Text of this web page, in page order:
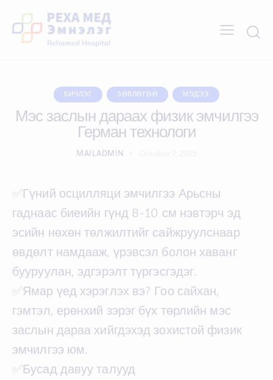
БИЧЛЭГ ЗӨВЛӨГӨӨ МЭДЭЭ
Мэс заслын дараах физик эмчилгээ
Герман технологи
MAILADMIN
✅Гүний осцилляци эмчилгээ Арьсны
гаднаас биеийн гүнд 8-10 см нэвтэрч эд
эсийн нөхөн төлжилтийг сайжруулснаар
өвдөлт намдааж, үрэвсэл болон хаванг
бууруулан, эдгэрэлт түргэсгэдэг.
✅Ямар үед хэрэглэх вэ? Гоо сайхан,
гэмтэл, ерөнхий зэрэг бүх төрлийн мэс
заслын дараа хийгдэхэд зохистой физик
эмчилгээ юм.
✅Бусад давуу талууд